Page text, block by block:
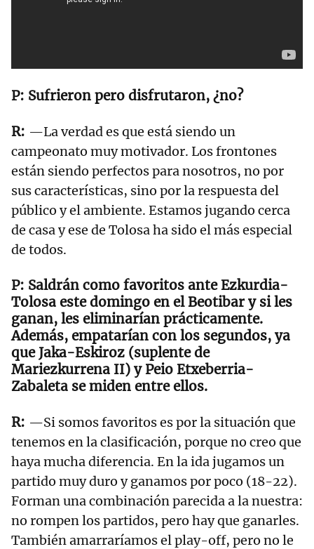
Sufrieron pero disfrutaron, ¿no?
—La verdad es que está siendo un
campeonato muy motivador. Los frontones
están siendo perfectos para nosotros, no por
sus características, sino por la respuesta del
público y el ambiente. Estamos jugando cerca
de casa y ese de Tolosa ha sido el más especial
de todos.
Saldrán como favoritos ante Ezkurdia-
Tolosa este domingo en el Beotibar y si les
ganan, les eliminarían prácticamente.
Además, empatarían con los segundos, ya
que Jaka-Eskiroz (suplente de
Mariezkurrena II) y Peio Etxeberria-
Zabaleta se miden entre ellos.
—Si somos favoritos es por la situación que
tenemos en la clasificación, porque no creo que
haya mucha diferencia. En la ida jugamos un
partido muy duro y ganamos por poco (18-22).
Forman una combinación parecida a la nuestra:
no rompen los partidos, pero hay que ganarles.
También amarraríamos el play-off, pero no le